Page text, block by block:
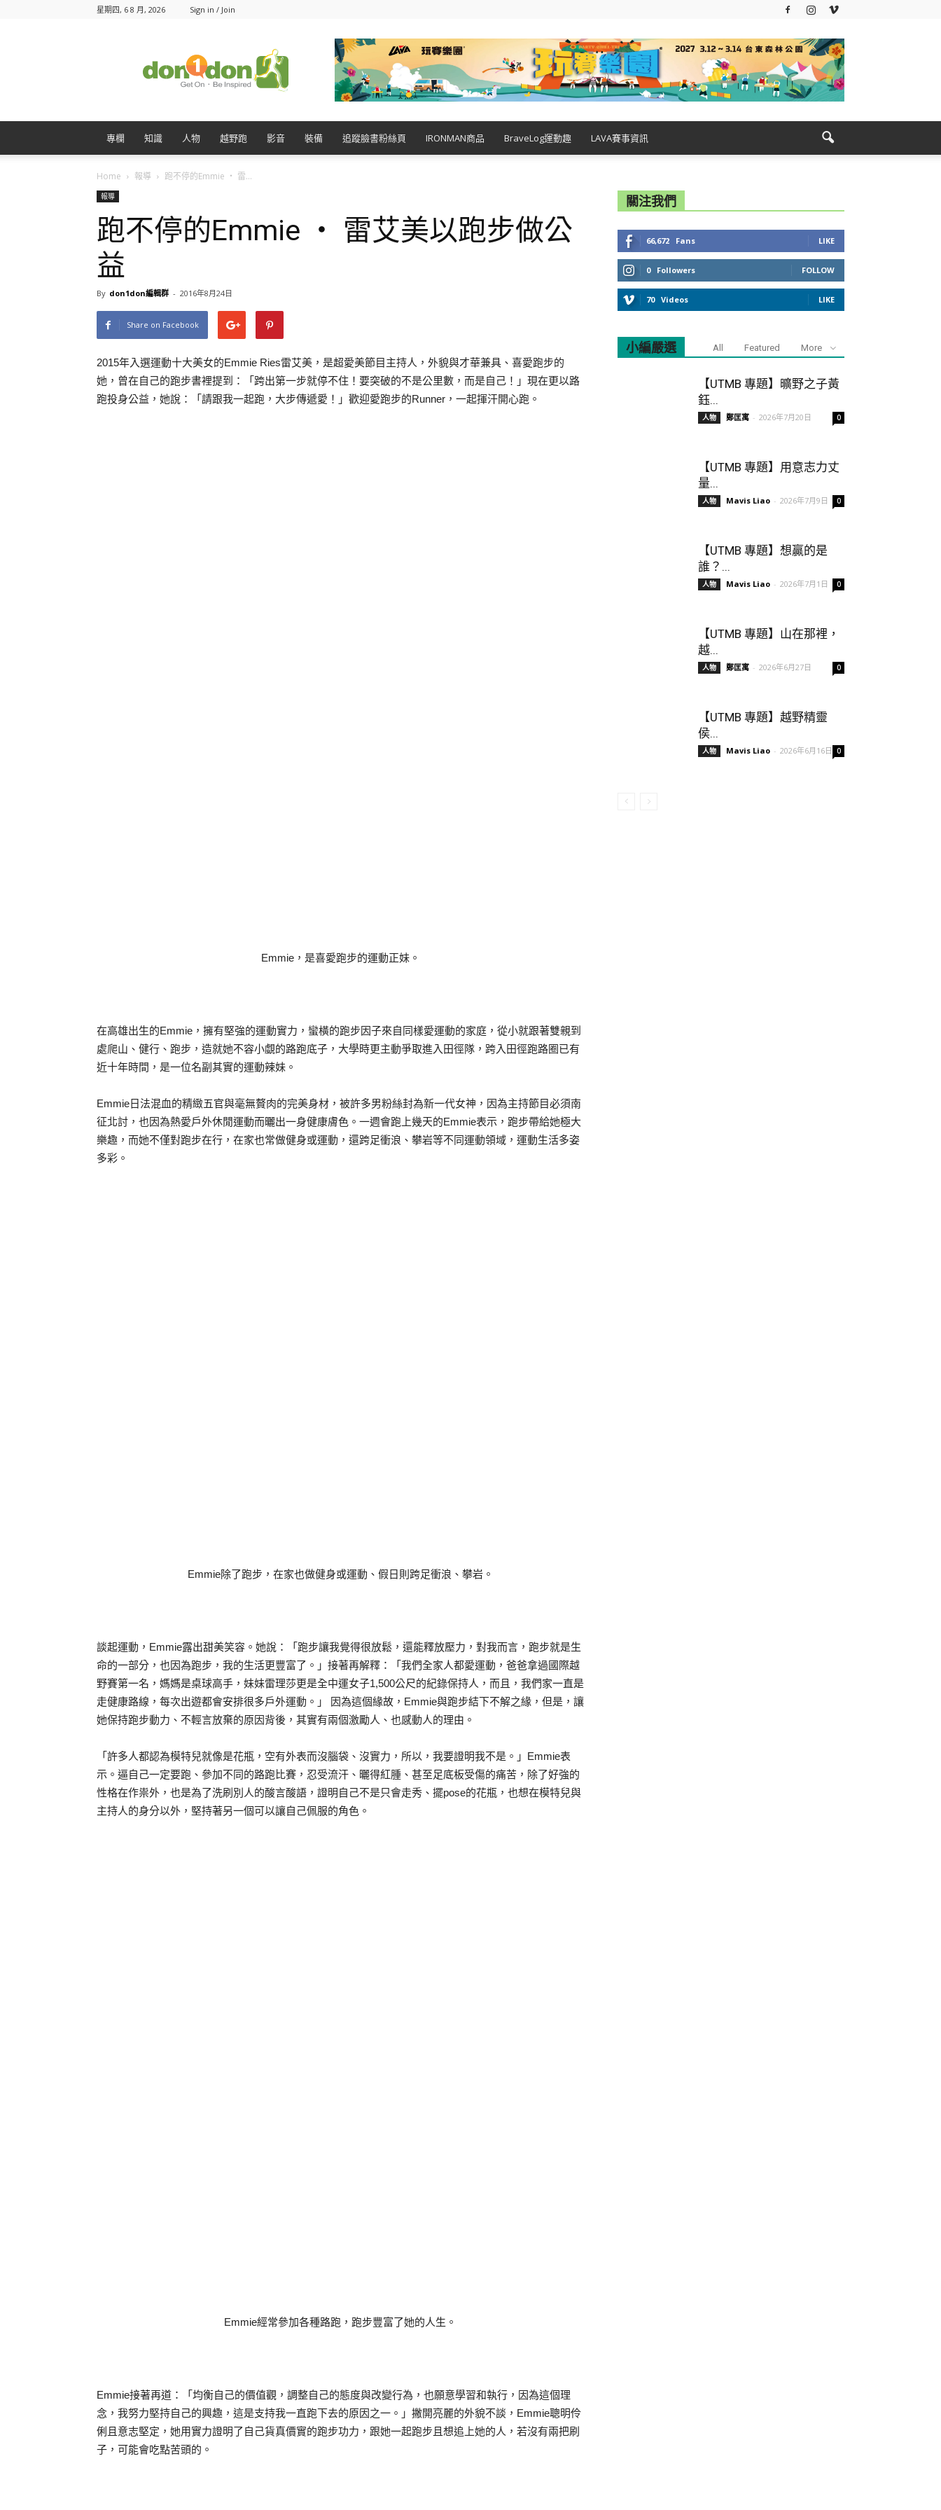
星期四, 6 8 月, 2026 Sign in / Join
專欄 知識 人物 越野跑 影音 裝備 追蹤臉書粉絲頁 IRONMAN商品 BraveLog運動趣 LAVA賽事資訊
Home 報導 跑不停的Emmie ‧ 雷...
報導
跑不停的Emmie ‧ 雷艾美以跑步做公
益
By don1don編輯群 - 2016年8月24日
Share on Facebook
2015年入選運動十大美女的Emmie Ries雷艾美，是超愛美節目主持人，外貌與才華兼具、喜愛跑步的
她，曾在自己的跑步書裡提到：「跨出第一步就停不住！要突破的不是公里數，而是自己！」現在更以路
跑投身公益，她說：「請跟我一起跑，大步傳遞愛！」歡迎愛跑步的Runner，一起揮汗開心跑。
Emmie，是喜愛跑步的運動正妹。
在高雄出生的Emmie，擁有堅強的運動實力，蠻橫的跑步因子來自同樣愛運動的家庭，從小就跟著雙親到
處爬山、健行、跑步，造就她不容小覷的路跑底子，大學時更主動爭取進入田徑隊，跨入田徑跑路圈已有
近十年時間，是一位名副其實的運動辣妹。
Emmie日法混血的精緻五官與毫無贅肉的完美身材，被許多男粉絲封為新一代女神，因為主持節目必須南
征北討，也因為熱愛戶外休閒運動而曬出一身健康膚色。一週會跑上幾天的Emmie表示，跑步帶給她極大
樂趣，而她不僅對跑步在行，在家也常做健身或運動，還跨足衝浪、攀岩等不同運動領域，運動生活多姿
多彩。
Emmie除了跑步，在家也做健身或運動、假日則跨足衝浪、攀岩。
談起運動，Emmie露出甜美笑容。她說：「跑步讓我覺得很放鬆，還能釋放壓力，對我而言，跑步就是生
命的一部分，也因為跑步，我的生活更豐富了。」接著再解釋：「我們全家人都愛運動，爸爸拿過國際越
野賽第一名，媽媽是桌球高手，妹妹雷理莎更是全中運女子1,500公尺的紀錄保持人，而且，我們家一直是
走健康路線，每次出遊都會安排很多戶外運動。」 因為這個緣故，Emmie與跑步結下不解之緣，但是，讓
她保持跑步動力、不輕言放棄的原因背後，其實有兩個激勵人、也感動人的理由。
「許多人都認為模特兒就像是花瓶，空有外表而沒腦袋、沒實力，所以，我要證明我不是。」Emmie表
示。逼自己一定要跑、參加不同的路跑比賽，忍受流汗、曬得紅腫、甚至足底板受傷的痛苦，除了好強的
性格在作祟外，也是為了洗刷別人的酸言酸語，證明自己不是只會走秀、擺pose的花瓶，也想在模特兒與
主持人的身分以外，堅持著另一個可以讓自己佩服的角色。
Emmie經常參加各種路跑，跑步豐富了她的人生。
Emmie接著再道：「均衡自己的價值觀，調整自己的態度與改變行為，也願意學習和執行，因為這個理
念，我努力堅持自己的興趣，這是支持我一直跑下去的原因之一。」撇開亮麗的外貌不談，Emmie聰明伶
俐且意志堅定，她用實力證明了自己貨真價實的跑步功力，跟她一起跑步且想追上她的人，若沒有兩把刷
子，可能會吃點苦頭的。
關注我們
66,672 Fans LIKE
0 Followers FOLLOW
70 Videos LIKE
小編嚴選 All Featured More
【UTMB 專題】曠野之子黃
鈺...
人物 鄭匡寓 - 2026年7月20日 0
【UTMB 專題】用意志力丈
量...
人物 Mavis Liao - 2026年7月9日 0
【UTMB 專題】想贏的是
誰？...
人物 Mavis Liao - 2026年7月1日 0
【UTMB 專題】山在那裡，
越...
人物 鄭匡寓 - 2026年6月27日 0
【UTMB 專題】越野精靈
侯...
人物 Mavis Liao - 2026年6月16日 0